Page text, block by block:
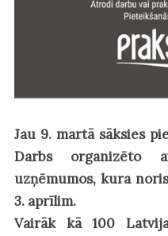
Jau 9. martā sāksies
Darbs organizēto
uzņēmumos, kura
3. aprīlim.
Vairāk kā 100